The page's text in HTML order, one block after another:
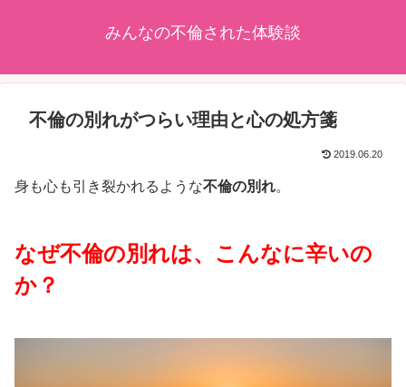
みんなの不倫された体験談
不倫の別れがつらい理由と心の処方箋
2019.06.20
身も心も引き裂かれるような不倫の別れ。
なぜ不倫の別れは、こんなに辛いの
か？